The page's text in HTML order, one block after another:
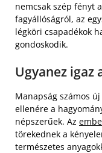
nemcsak szép fényt
fagyállóságról, az
légköri csapadékok
gondoskodik.
Ugyanez igaz
Manapság számos
ellenére a
népszerűek. Az
törekednek a
természetes